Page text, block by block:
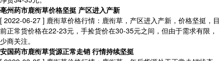
亳州药市鹿衔草价格坚挺 产区进入产新
[ 2022-06-27 ] 鹿衔草价格行情：鹿衔草，产区进入产新，价格坚挺，目
前正常货价格在22-23元，手捡货价在30-35元之间，但由于需求有限，
少商关注。
安国药市鹿衔草货源正常走销 行情持续坚挺